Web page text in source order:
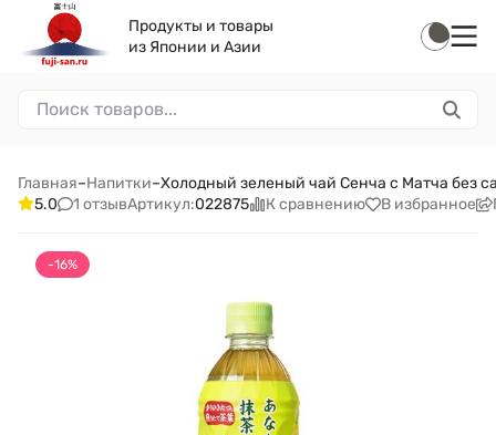
Продукты и товары
из Японии и Азии
Главная–Напитки–Холодный зеленый чай Сенча с Матча без
5.0
1 отзывАртикул:022875 К сравнению В избранное
-16%